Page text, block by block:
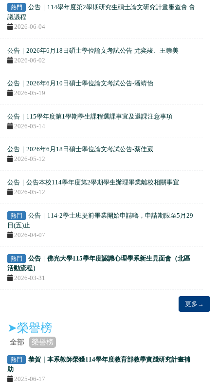
熱門
公告｜114學年度第2學期研究生碩士論文研究計畫審查會 會
議議程
2026-06-04
公告｜2026年6月18日碩士學位論文考試公告-尤奕竣、王崇美
2026-06-02
公告｜2026年6月10日碩士學位論文考試公告-潘靖怡
2026-05-19
公告｜115學年度第1學期學生課程選課事宜及選課注意事項
2026-05-14
公告｜2026年6月18日碩士學位論文考試公告-蔡佳葳
2026-05-12
公告｜公告本校114學年度第2學期學生辦理畢業離校相關事宜
2026-05-12
熱門
公告｜114-2學士班提前畢業開始申請嚕，申請期限至5月29
日(五)止
2026-04-07
熱門 公告 ｜佛光大學115學年度認識心理學系新生見面會（北區
活動流程）
2026-03-31
更多→
➤榮譽榜
全部 榮譽榜
熱門
恭賀｜本系教師榮獲114學年度教育部教學實踐研究計畫補
助
2025-06-17